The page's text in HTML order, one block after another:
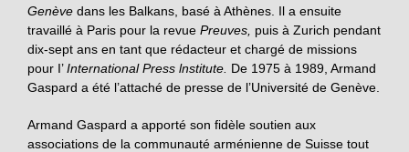
Genève dans les Balkans, basé à Athènes. Il a ensuite
travaillé à Paris pour la revue Preuves, puis à Zurich pendant
dix-sept ans en tant que rédacteur et chargé de missions
pour I’International Press lnstitute. De 1975 à 1989, Armand
Gaspard a été l’attaché de presse de l’Université de Genève.
Armand Gaspard a apporté son fidèle soutien aux
associations de la communauté arménienne de Suisse tout